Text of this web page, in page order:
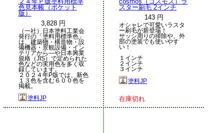
色見本帳（ポケット
版）
3,828 円
（一社）日本塗料工業会
発行の「塗料用標準色」
は、建築物・構造物・設
備機器・景観設備・イン
テリアから―や日本興業
規格（JIS）で定められた
色などの実用色を多く収
録しています。
２０２４年P版では、新色
１３色を含む６００色を
掲載。
塗料JP
スター刷毛 2インチ
143 円
オシャレで可愛いラスタ
ー刷毛が新登場！
サッシ周りの掃除や、外
部の塗装でも使いやす
い！
１インチ
２インチ
３インチ
塗料JP
在庫切れ